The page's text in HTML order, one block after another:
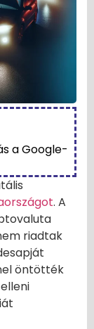
a Google-
. A
riadtak
öntötték